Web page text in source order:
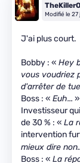
Modifié le
J'ai plus court.
Bobby : « Hey
vous voudriez
d'arrêter de
Boss : « Euh... »
Investisseur
de 30 % : « La
intervention
mieux dire
Boss : « La